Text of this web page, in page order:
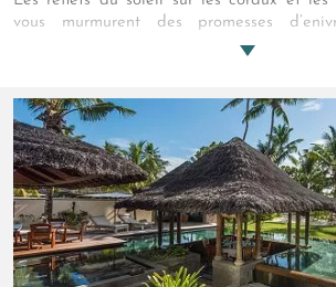
vous murmurent des promesses
marines. Un sable fin et des
Bienvenue aux Seychelles….